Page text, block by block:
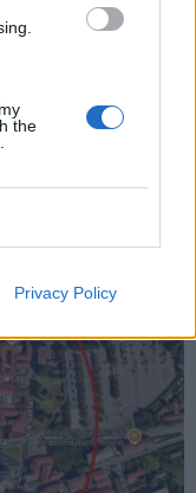
the
Privacy Policy
Patria
obiettivi: la Pro